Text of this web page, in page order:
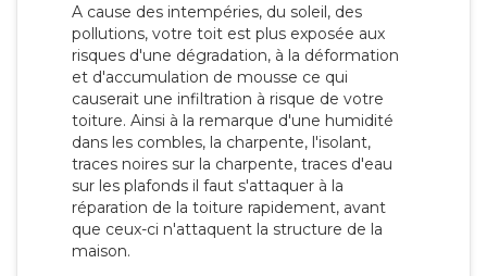
A cause des intempéries, du soleil, des
pollutions, votre toit est plus exposée aux
risques d'une dégradation, à la déformation
et d'accumulation de mousse ce qui
causerait une infiltration à risque de votre
toiture. Ainsi à la remarque d'une humidité
dans les combles, la charpente, l'isolant,
traces noires sur la charpente, traces d'eau
sur les plafonds il faut s'attaquer à la
réparation de la toiture rapidement, avant
que ceux-ci n'attaquent la structure de la
maison.